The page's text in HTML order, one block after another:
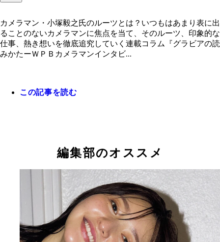
カメラマン・小塚毅之氏のルーツとは？いつもはあまり表に出
ることのないカメラマンに焦点を当て、そのルーツ、印象的な
仕事、熱き想いを徹底追究していく連載コラム『グラビアの読
みかたーＷＰＢカメラマンインタビ...
この記事を読む
編集部のオススメ